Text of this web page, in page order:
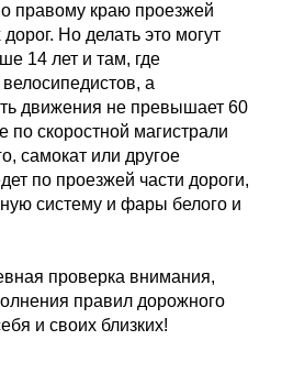
правому краю проезжей
Но делать это могут
14 лет и там, где
а
движения не превышает 60
по скоростной магистрали
самокат или другое
по проезжей части дороги,
систему и фары белого и
проверка внимания,
правил дорожного
и своих близких!